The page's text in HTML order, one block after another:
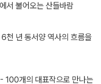
서 불어오는 산들바람
천 년 동서양 역사의 흐름을
100개의 대표작으로 만나는